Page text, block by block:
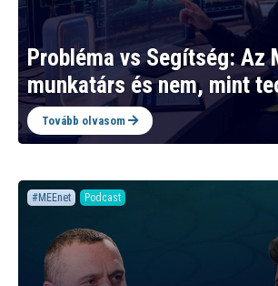
Probléma vs Segítség: Az
munkatárs és nem, mint
Tovább olvasom
#MEEnet Podcast